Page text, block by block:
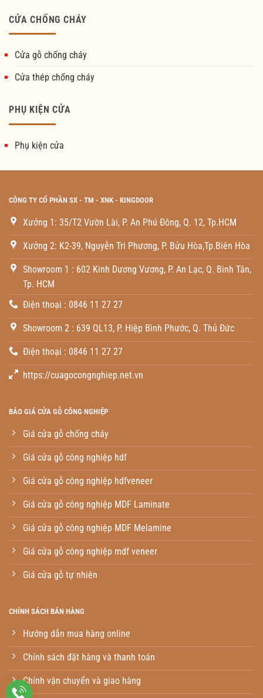
CỬA CHỐNG CHÁY
Cửa gỗ chống cháy
Cửa thép chống cháy
PHỤ KIỆN CỬA
Phụ kiện cửa
CÔNG TY CỔ PHẦN SX - TM - XNK - KINGDOOR
Xưởng 1: 35/T2 Vườn Lài, P. An Phú Đông, Q. 12, Tp.HCM
Xưởng 2: K2-39, Nguyễn Tri Phương, P. Bửu Hòa,Tp.Biên Hòa
Showroom 1 : 602 Kinh Dương Vương, P. An Lạc, Q. Binh Tân,
Tp. HCM
Điện thoại : 0846 11 27 27
Showroom 2 : 639 QL13, P. Hiệp Bình Phước, Q. Thủ Đức
Điện thoại : 0846 11 27 27
https://cuagocongnghiep.net.vn
BÁO GIÁ CỬA GỖ CÔNG NGHIỆP
Giá cửa gỗ chống cháy
Giá cửa gỗ công nghiệp hdf
Giá cửa gỗ công nghiệp hdfveneer
Giá cửa gỗ công nghiệp MDF Laminate
Giá cửa gỗ công nghiệp MDF Melamine
Giá cửa gỗ công nghiệp mdf veneer
Giá cửa gỗ tự nhiên
CHÍNH SÁCH BÁN HÀNG
Hướng dẫn mua hàng online
Chính sách đặt hàng và thanh toán
Chính vận chuyển và giao hàng